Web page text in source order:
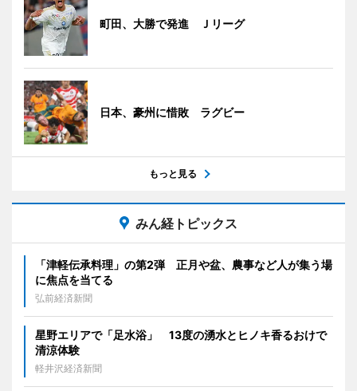
町田、大勝で発進 Ｊリーグ
日本、豪州に惜敗 ラグビー
もっと見る
みん経トピックス
「津軽伝承料理」の第2弾 正月や盆、農事など人が集う場
に焦点を当てる
弘前経済新聞
星野エリアで「足水浴」 13度の湧水とヒノキ香るおけで
清涼体験
軽井沢経済新聞